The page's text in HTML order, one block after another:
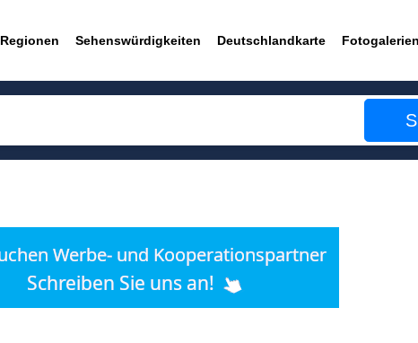
Regionen Sehenswürdigkeiten Deutschlandkarte Fotogalerien